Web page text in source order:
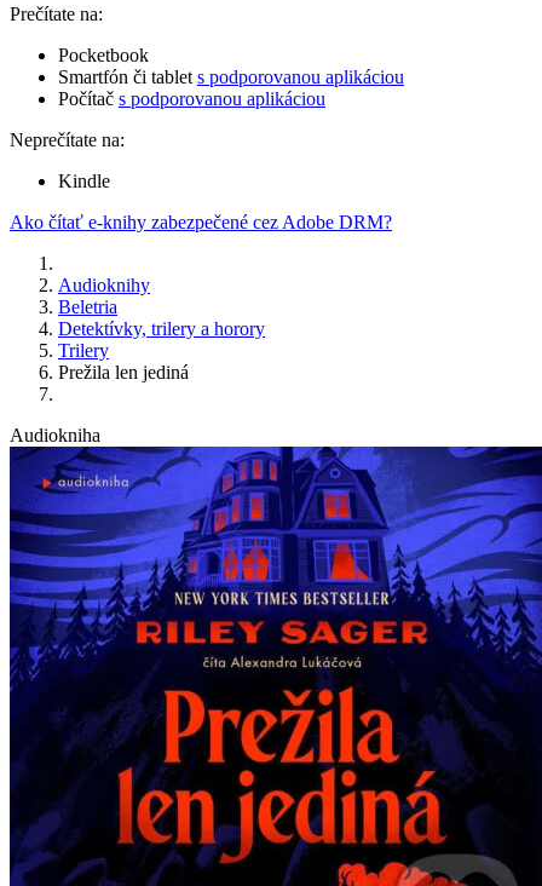
Prečítate na:
Pocketbook
Smartfón či tablet s podporovanou aplikáciou
Počítač s podporovanou aplikáciou
Neprečítate na:
Kindle
Ako čítať e-knihy zabezpečené cez Adobe DRM?
Audioknihy
Beletria
Detektívky, trilery a horory
Trilery
Prežila len jediná
Audiokniha